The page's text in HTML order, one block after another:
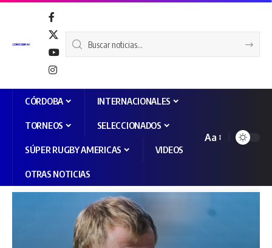
CÓRDOBA INTERNACIONALES
TORNEOS SELECCIONADOS
SÚPER RUGBY AMERICAS VIDEOS
OTRAS NOTICIAS
Aa